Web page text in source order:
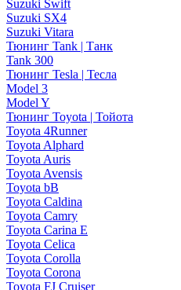
Suzuki Swift
Suzuki SX4
Suzuki Vitara
Тюнинг Tank | Танк
Tank 300
Тюнинг Tesla | Тесла
Model 3
Model Y
Тюнинг Toyota | Тойота
Toyota 4Runner
Toyota Alphard
Toyota Auris
Toyota Avensis
Toyota bB
Toyota Caldina
Toyota Camry
Toyota Carina E
Toyota Celica
Toyota Corolla
Toyota Corona
Toyota FJ Cruiser